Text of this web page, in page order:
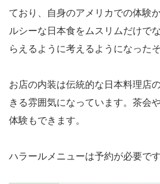
ており、自身のアメリカでの体験
ルシーな日本食をムスリムだけで
らえるように考えるようになったそ
お店の内装は伝統的な日本料理店
きる雰囲気になっています。茶会
体験もできます。
ハラールメニューは予約が必要です